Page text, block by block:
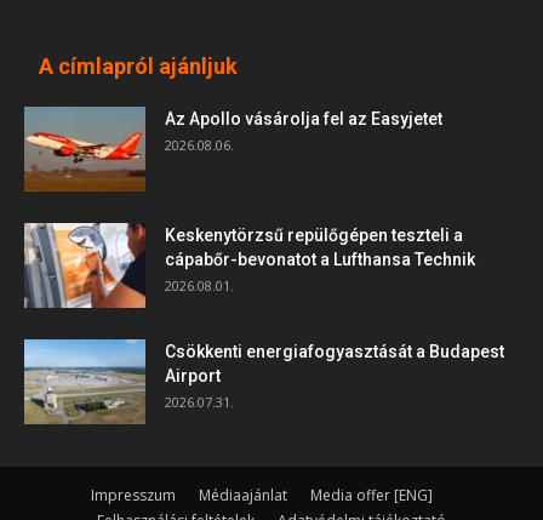
A címlapról ajánljuk
Az Apollo vásárolja fel az Easyjetet
2026.08.06.
Keskenytörzsű repülőgépen teszteli a
cápabőr-bevonatot a Lufthansa Technik
2026.08.01.
Csökkenti energiafogyasztását a Budapest
Airport
2026.07.31.
Impresszum Médiaajánlat
Media offer [ENG]